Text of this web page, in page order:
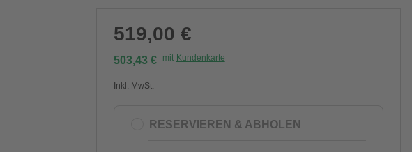
519,00 €
503,43 € mit Kundenkarte
Inkl. MwSt.
RESERVIEREN & ABHOLEN